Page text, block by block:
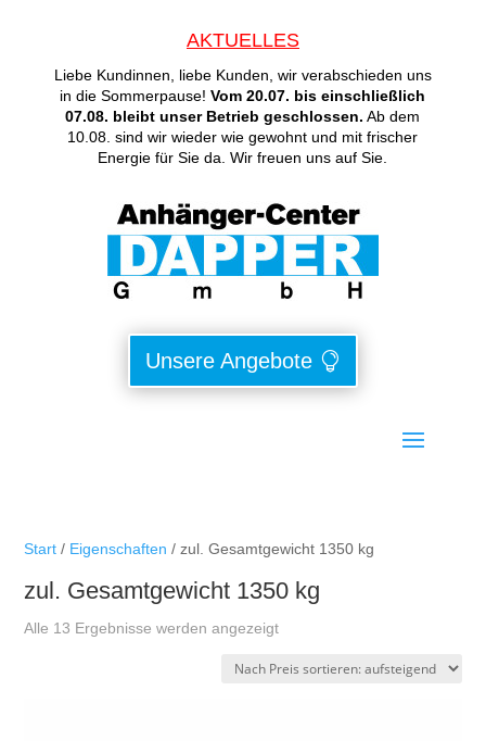
AKTUELLES
Liebe Kundinnen, liebe Kunden, wir verabschieden uns
in die Sommerpause!Vom 20.07. bis einschließlich
07.08. bleibt unser Betrieb geschlossen. Ab dem
10.08. sind wir wieder wie gewohnt und mit frischer
Energie für Sie da. Wir freuen uns auf Sie.
Unsere Angebote
Start / Eigenschaften / zul. Gesamtgewicht 1350 kg
zul. Gesamtgewicht 1350 kg
Alle 13 Ergebnisse werden angezeigtNach
sortiert: